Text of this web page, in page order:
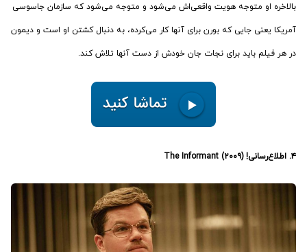
بالاخره او متوجه هویت واقعی‌اش می‌شود و متوجه می‌شود که سازمان جاسوسی
آمریکا یعنی جایی که بورن برای آنها کار می‌کرده، به دنبال کشتن او است و دیمون
در هر فیلم باید برای نجات جان خودش از دست آنها تلاش کند.
۴. اطلاع‌رسانی! (۲۰۰۹) The Informant